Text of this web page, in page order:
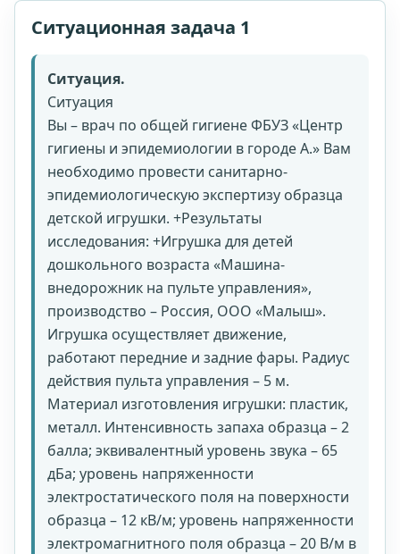
Ситуационная задача 1
Ситуация.
Ситуация
Вы – врач по общей гигиене ФБУЗ «Центр
гигиены и эпидемиологии в городе А.» Вам
необходимо провести санитарно-
эпидемиологическую экспертизу образца
детской игрушки. +Результаты
исследования: +Игрушка для детей
дошкольного возраста «Машина-
внедорожник на пульте управления»,
производство – Россия, ООО «Малыш».
Игрушка осуществляет движение,
работают передние и задние фары. Радиус
действия пульта управления – 5 м.
Материал изготовления игрушки: пластик,
металл. Интенсивность запаха образца – 2
балла; эквивалентный уровень звука – 65
дБа; уровень напряженности
электростатического поля на поверхности
образца – 12 кВ/м; уровень напряженности
электромагнитного поля образца – 20 В/м в